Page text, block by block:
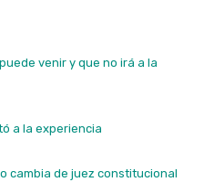
venir y que no irá a la
a la experiencia
cambia de juez constitucional